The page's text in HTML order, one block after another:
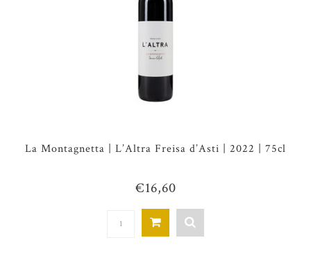
La Montagnetta | L’Altra Freisa d’Asti | 2022 | 75cl
€16,60